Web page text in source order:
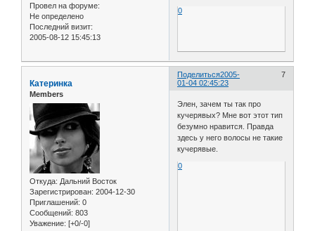
Провел на форуме:
Не определено
Последний визит:
2005-08-12 15:45:13
0
Поделиться 7
2005-
01-04 02:45:23
Катеринка
Members
Откуда: Дальний Восток
Зарегистрирован: 2004-12-30
Приглашений: 0
Сообщений: 803
Уважение: [+0/-0]
Элен, зачем ты так про
кучерявых? Мне вот этот тип
безумно нравится. Правда
здесь у него волосы не такие
кучерявые.
0